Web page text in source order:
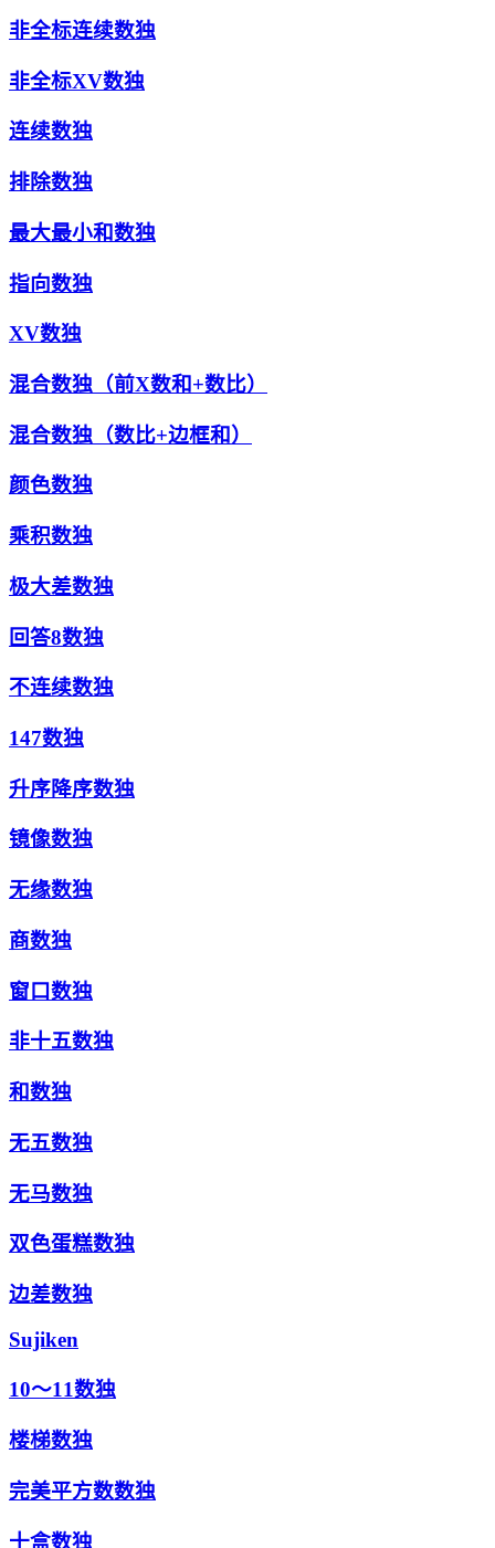
非全标连续数独
非全标XV数独
连续数独
排除数独
最大最小和数独
指向数独
XV数独
混合数独（前X数和+数比）
混合数独（数比+边框和）
颜色数独
乘积数独
极大差数独
回答8数独
不连续数独
147数独
升序降序数独
镜像数独
无缘数独
商数独
窗口数独
非十五数独
和数独
无五数独
无马数独
双色蛋糕数独
边差数独
Sujiken
10～11数独
楼梯数独
完美平方数数独
十盒数独